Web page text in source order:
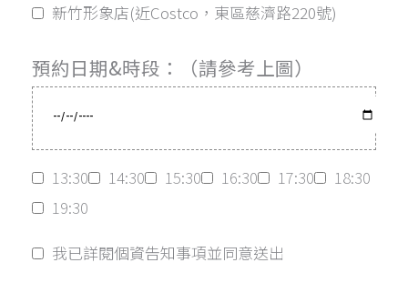
新竹形象店(近Costco，東區慈濟路220號)
預約日期&時段：（請參考上圖）
13:30 14:30 15:30 16:30 17:30
18:30
19:30
我已詳閱個資告知事項並同意送出